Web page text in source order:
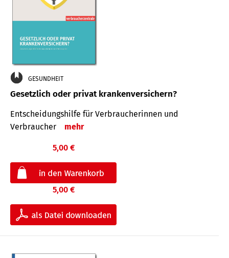
GESUNDHEIT
Gesetzlich oder privat krankenversichern?
Entscheidungshilfe für Verbraucherinnen und
Verbraucher
mehr
5,00 €
5,00 €